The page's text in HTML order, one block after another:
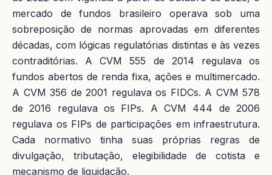
mercado de fundos brasileiro operava sob uma
sobreposição de normas aprovadas em diferentes
décadas, com lógicas regulatórias distintas e às vezes
contraditórias. A CVM 555 de 2014 regulava os
fundos abertos de renda fixa, ações e multimercado.
A CVM 356 de 2001 regulava os FIDCs. A CVM 578
de 2016 regulava os FIPs. A CVM 444 de 2006
regulava os FIPs de participações em infraestrutura.
Cada normativo tinha suas próprias regras de
divulgação, tributação, elegibilidade de cotista e
mecanismo de liquidação.